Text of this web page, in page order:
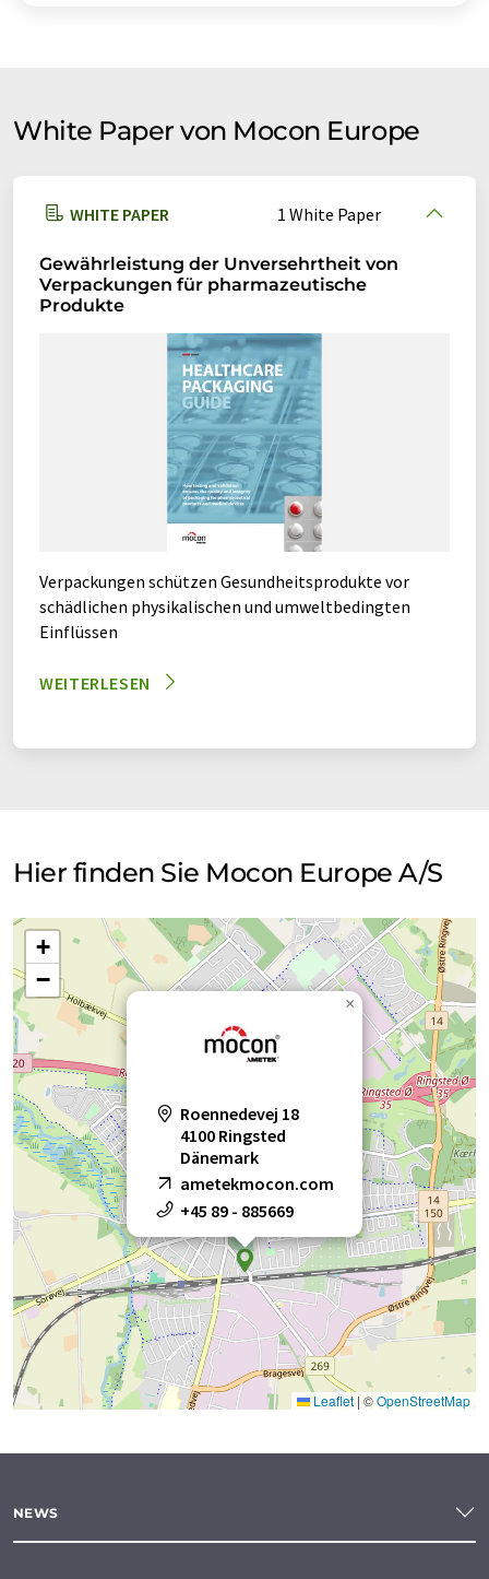
White Paper von Mocon Europe
WHITE PAPER 1 White Paper
Gewährleistung der Unversehrtheit von
Verpackungen für pharmazeutische
Produkte
Verpackungen schützen Gesundheitsprodukte vor
schädlichen physikalischen und umweltbedingten
Einflüssen
WEITERLESEN
Hier finden Sie Mocon Europe A/S
Roennedevej 18
4100 Ringsted
Dänemark
ametekmocon.com
+45 89 - 885669
×
+
−
Leaflet|©OpenStreetMap
NEWS